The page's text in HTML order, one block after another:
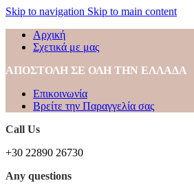
Skip to navigation Skip to main content
Αρχική
Σχετικά με μας
ΑΠΟΣΤΟΛΗ ΣΕ ΟΛΗ ΤΗΝ ΕΛΛΑΔΑ
Επικοινωνία
Βρείτε την Παραγγελία σας
Call Us
+30 22890 26730
Any questions